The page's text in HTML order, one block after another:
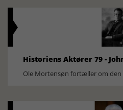
Historiens Aktører 79 -
Ole Mortensøn fortæller om den